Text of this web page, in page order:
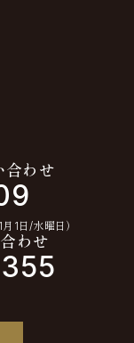
合わせ
1日/水曜日）
わせ